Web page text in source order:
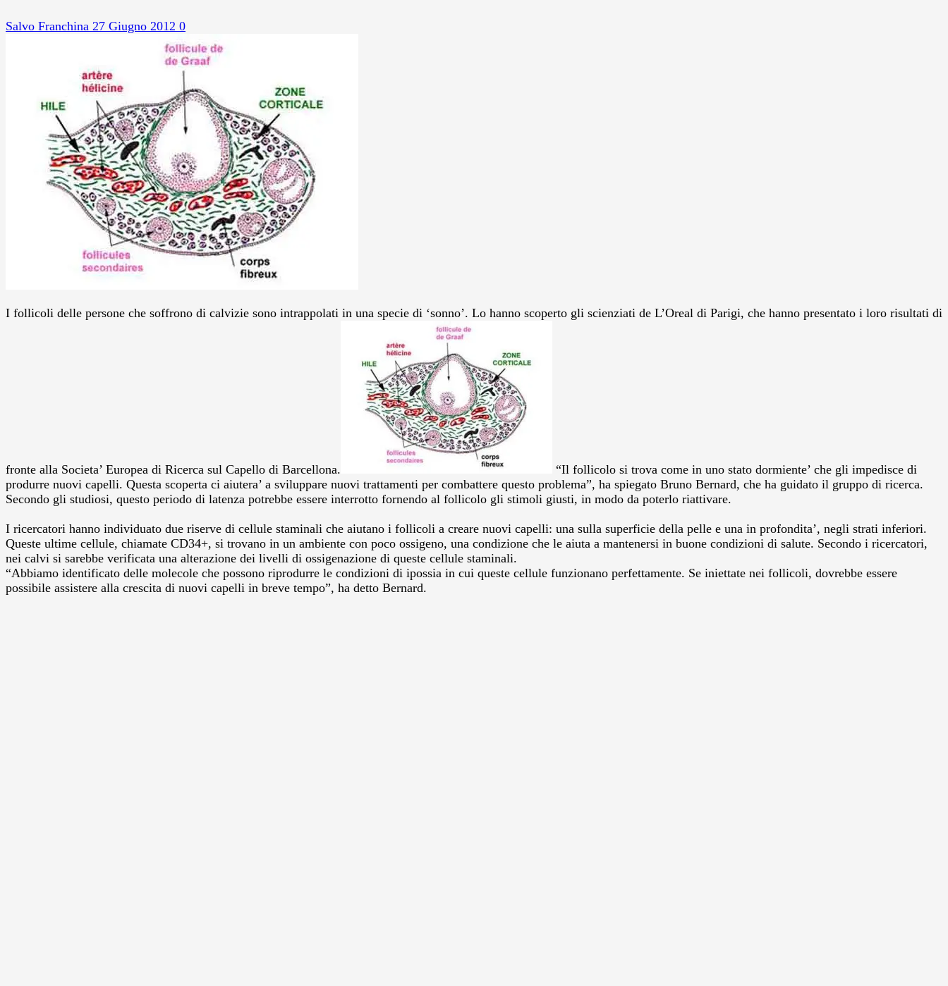
Salvo Franchina 27 Giugno 2012 0
I follicoli delle persone che soffrono di calvizie sono intrappolati in una specie di ‘sonno’. Lo hanno scoperto gli scienziati de L’Oreal di Parigi, che hanno presentato i loro risultati di
fronte alla Societa’ Europea di Ricerca sul Capello di Barcellona.
“Il follicolo si trova come in uno stato dormiente’ che gli impedisce di
produrre nuovi capelli. Questa scoperta ci aiutera’ a sviluppare nuovi trattamenti per combattere questo problema”, ha spiegato Bruno Bernard, che ha guidato il gruppo di ricerca.
Secondo gli studiosi, questo periodo di latenza potrebbe essere interrotto fornendo al follicolo gli stimoli giusti, in modo da poterlo riattivare.
I ricercatori hanno individuato due riserve di cellule staminali che aiutano i follicoli a creare nuovi capelli: una sulla superficie della pelle e una in profondita’, negli strati inferiori.
Queste ultime cellule, chiamate CD34+, si trovano in un ambiente con poco ossigeno, una condizione che le aiuta a mantenersi in buone condizioni di salute. Secondo i ricercatori,
nei calvi si sarebbe verificata una alterazione dei livelli di ossigenazione di queste cellule staminali.
“Abbiamo identificato delle molecole che possono riprodurre le condizioni di ipossia in cui queste cellule funzionano perfettamente. Se iniettate nei follicoli, dovrebbe essere
possibile assistere alla crescita di nuovi capelli in breve tempo”, ha detto Bernard.